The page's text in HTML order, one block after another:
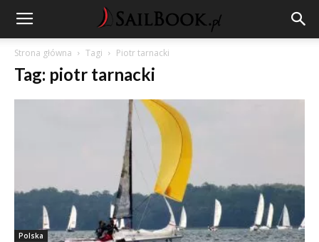
Strona główna Tagi Piotr tarnacki
Tag: piotr tarnacki
Polska